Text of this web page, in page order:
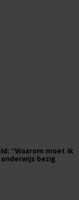
“Waarom moet ik
bezig